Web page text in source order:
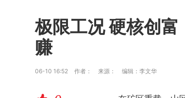
极限工况 硬核创
赚
06-10 16:52 作者： 来源： 编辑：李文华